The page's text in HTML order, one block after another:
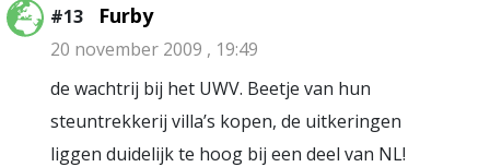
#13 Furby
20 november 2009 , 19:49
de wachtrij bij het UWV. Beetje van hun
steuntrekkerij villa’s kopen, de uitkeringen
liggen duidelijk te hoog bij een deel van NL!